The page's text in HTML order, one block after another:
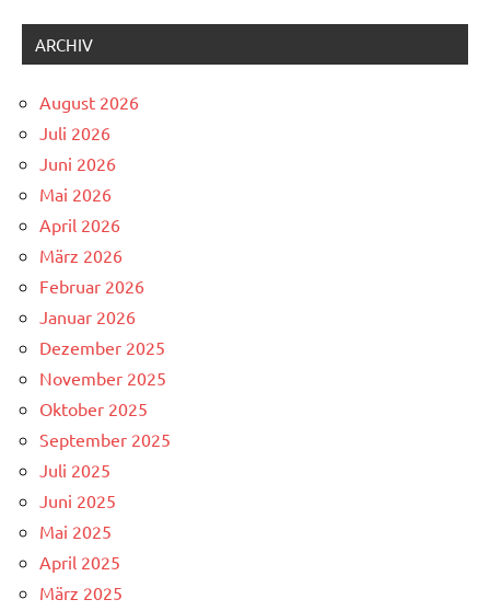
ARCHIV
August 2026
Juli 2026
Juni 2026
Mai 2026
April 2026
März 2026
Februar 2026
Januar 2026
Dezember 2025
November 2025
Oktober 2025
September 2025
Juli 2025
Juni 2025
Mai 2025
April 2025
März 2025